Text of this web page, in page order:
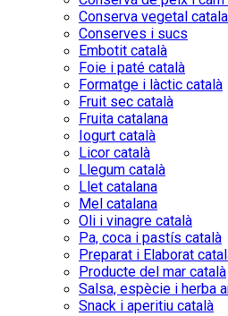
Conserva vegetal
Conserves i sucs
Embotit català
Foie i paté català
Formatge i làctic català
Fruit sec català
Fruita catalana
Iogurt català
Licor català
Llegum català
Llet catalana
Mel catalana
Oli i vinagre català
Pa, coca i pastís català
Preparat i Elaborat
Producte del mar català
Salsa, espècie i herba
Snack i aperitiu català